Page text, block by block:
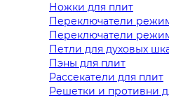
Ножки для плит
Переключатели
Переключатели
Петли для духовых
Пэны для плит
Рассекатели для плит
Решетки и противни